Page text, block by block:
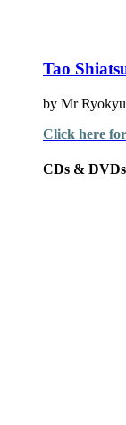
Tao
by Mr
Click here
CDs & DVDs